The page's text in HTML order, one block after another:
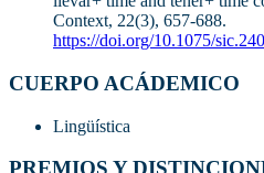
Context, 22(3), 657-688.
https://doi.org/10.1075/
CUERPO ACÁDEMICO
Lingüística
PREMIOS Y